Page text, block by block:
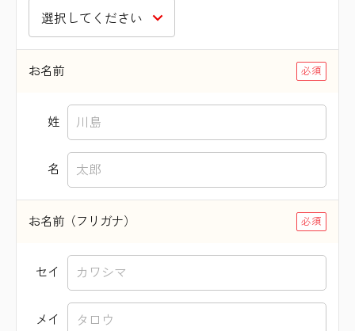
お名前
姓
名
お名前（フリガナ）
セイ
メイ